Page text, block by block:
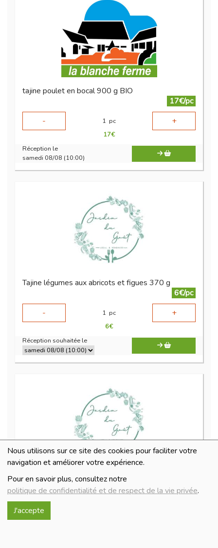
Nous utilisons sur ce site des cookies pour faciliter votre
navigation et améliorer votre expérience.
Pour en savoir plus, consultez notre
politique de confidentialité et de respect de la vie privée.
J'accepte
tajine poulet en bocal 900 g BIO
17€/pc
-
1 pc +
17€
Réception le
samedi 08/08 (10:00)
Tajine légumes aux abricots et figues 370 g
6€/pc
-
1 pc +
6€
Réception souhaitée le
Tajine légumes aux abricots et figues 810 g
11.8€/pc